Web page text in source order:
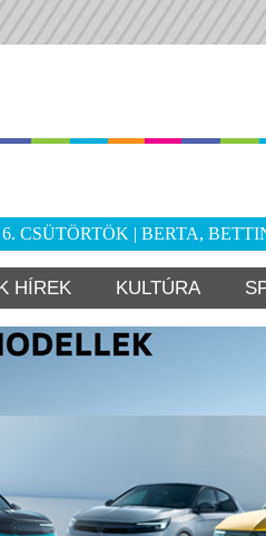
CSÜTÖRTÖK | BERTA,
HÍREK KULTÚRA